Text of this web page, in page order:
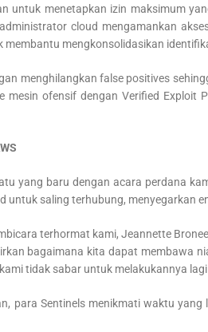
untuk menetapkan izin maksimum
cloud mengamankan
membantu mengkonsolidasikan
menghilangkan false positives
mesin ofensif dengan Verified
yang baru dengan acara perdana
untuk saling terhubung, menyegarkan
terhormat kami, Jeannette
bagaimana kita dapat membawa
tidak sabar untuk melakukannya
para Sentinels menikmati waktu